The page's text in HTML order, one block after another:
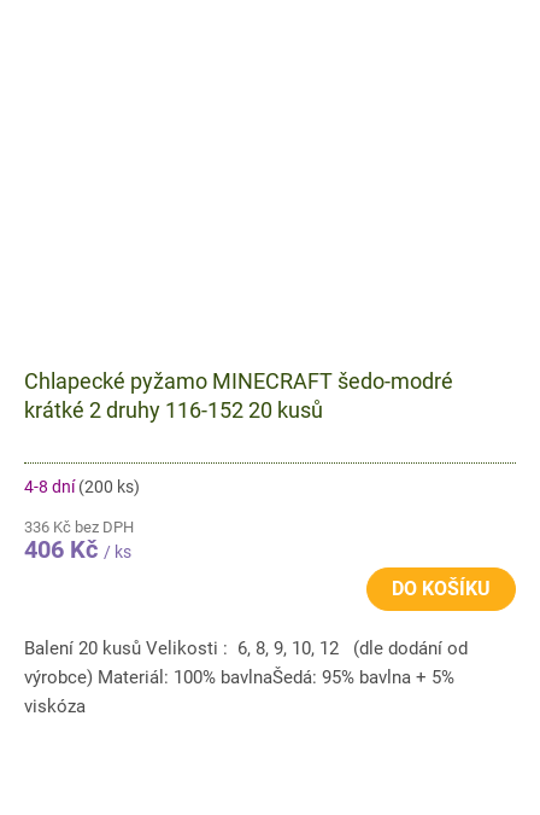
Chlapecké pyžamo MINECRAFT šedo-modré
krátké 2 druhy 116-152 20 kusů
4-8 dní(200 ks)
336 Kč bez DPH
406 Kč / ks
DO KOŠÍKU
Balení 20 kusů Velikosti : 6, 8, 9, 10, 12 (dle dodání od
výrobce) Materiál: 100% bavlnaŠedá: 95% bavlna + 5%
viskóza